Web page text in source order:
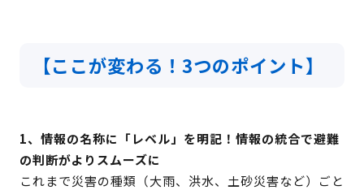
【ここが変わる！3つのポイント】
1、情報の名称に「レベル」を明記！情報の統合で避難
の判断がよりスムーズに
これまで災害の種類（大雨、洪水、土砂災害など）ごと